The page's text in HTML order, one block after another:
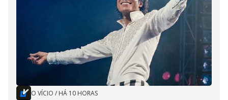
O VÍCIO / HÁ 10 HORAS